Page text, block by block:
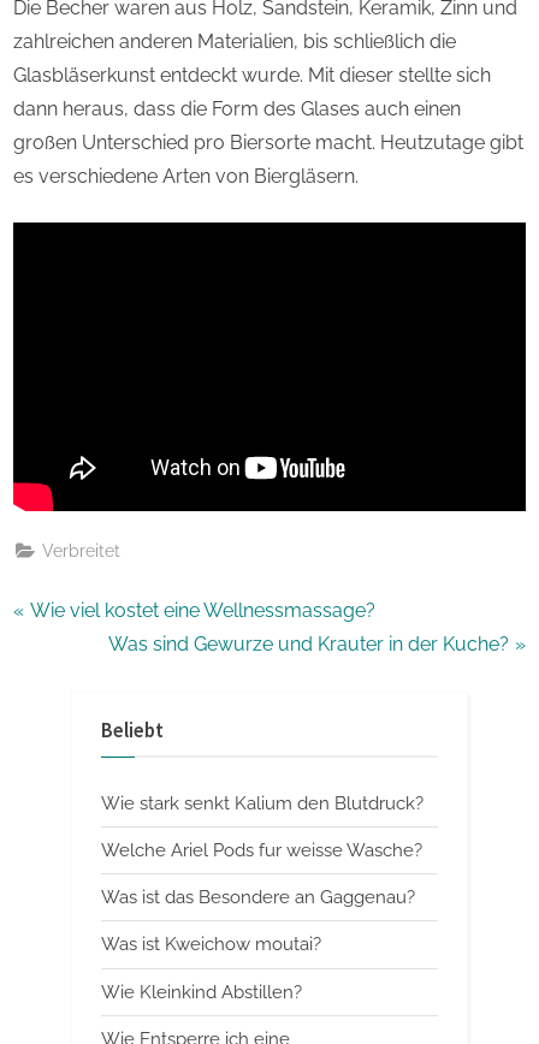
Die Becher waren aus Holz, Sandstein, Keramik, Zinn und
zahlreichen anderen Materialien, bis schließlich die
Glasbläserkunst entdeckt wurde. Mit dieser stellte sich
dann heraus, dass die Form des Glases auch einen
großen Unterschied pro Biersorte macht. Heutzutage gibt
es verschiedene Arten von Biergläsern.
Verbreitet
Beitragsnavigation
P
Wie viel kostet eine Wellnessmassage?
N
t
o
s
t
Was sind Gewurze und Krauter in der Kuche?
Beliebt
Wie stark senkt Kalium den Blutdruck?
Welche Ariel Pods fur weisse Wasche?
Was ist das Besondere an Gaggenau?
Was ist Kweichow moutai?
Wie Kleinkind Abstillen?
Wie Entsperre ich eine